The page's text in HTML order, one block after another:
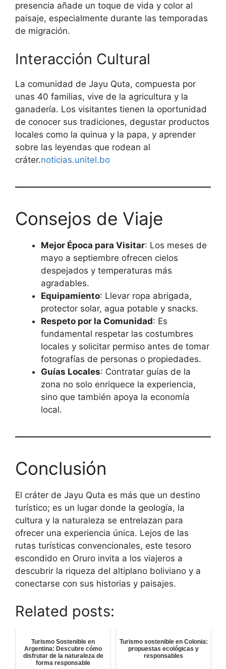
presencia añade un toque de vida y color al
paisaje, especialmente durante las temporadas
de migración.
Interacción Cultural
La comunidad de Jayu Quta, compuesta por
unas 40 familias, vive de la agricultura y la
ganadería. Los visitantes tienen la oportunidad
de conocer sus tradiciones, degustar productos
locales como la quinua y la papa, y aprender
sobre las leyendas que rodean al
cráter.noticias.unitel.bo
Consejos de Viaje
Mejor Época para Visitar: Los meses de
mayo a septiembre ofrecen cielos
despejados y temperaturas más
agradables.
Equipamiento: Llevar ropa abrigada,
protector solar, agua potable y snacks.
Respeto por la Comunidad: Es
fundamental respetar las costumbres
locales y solicitar permiso antes de tomar
fotografías de personas o propiedades.
Guías Locales: Contratar guías de la
zona no solo enriquece la experiencia,
sino que también apoya la economía
local.
Conclusión
El cráter de Jayu Quta es más que un destino
turístico; es un lugar donde la geología, la
cultura y la naturaleza se entrelazan para
ofrecer una experiencia única. Lejos de las
rutas turísticas convencionales, este tesoro
escondido en Oruro invita a los viajeros a
descubrir la riqueza del altiplano boliviano y a
conectarse con sus historias y paisajes.
Related posts:
Turismo Sostenible en
Argentina: Descubre cómo
disfrutar de la naturaleza de
forma responsable
Turismo sostenible en Colonia:
propuestas ecológicas y
responsables